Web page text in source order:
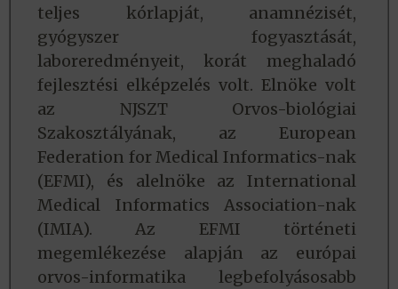
teljes kórlapját, anamnézisét,
gyógyszer fogyasztását,
laboreredményeit, korát meghaladó
fejlesztési elképzelés volt. Elnöke volt
az NJSZT Orvos-biológiai
Szakosztályának, az European
Federation for Medical Informatics-nak
(EFMI), és alelnöke az International
Medical Informatics Association-nak
(IMIA). Az EFMI történeti
megemlékezése alapján az európai
orvos-informatika legbefolyásosabb